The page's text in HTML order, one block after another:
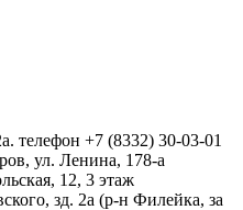
телефон +7 (8332) 30-03-01
ул. Ленина, 178-а
12, 3 этаж
зд. 2а (р-н Филейка, за